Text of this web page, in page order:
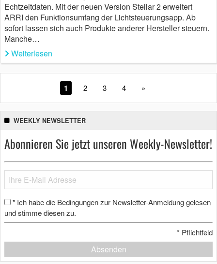
Echtzeitdaten. Mit der neuen Version Stellar 2 erweitert
ARRI den Funktionsumfang der Lichtsteuerungsapp. Ab
sofort lassen sich auch Produkte anderer Hersteller steuern.
Manche…
Weiterlesen
1 2 3 4 »
WEEKLY NEWSLETTER
Abonnieren Sie jetzt unseren Weekly-Newsletter!
* Ich habe die Bedingungen zur Newsletter-Anmeldung gelesen
und stimme diesen zu.
* Pflichtfeld
Absenden